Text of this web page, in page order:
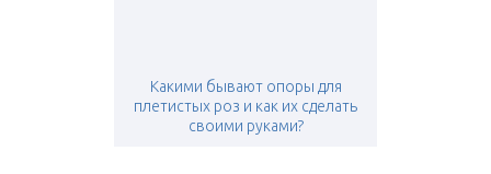
Какими бывают опоры для
плетистых роз и как их сделать
своими руками?